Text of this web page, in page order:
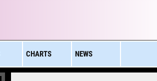
CHARTS NEWS